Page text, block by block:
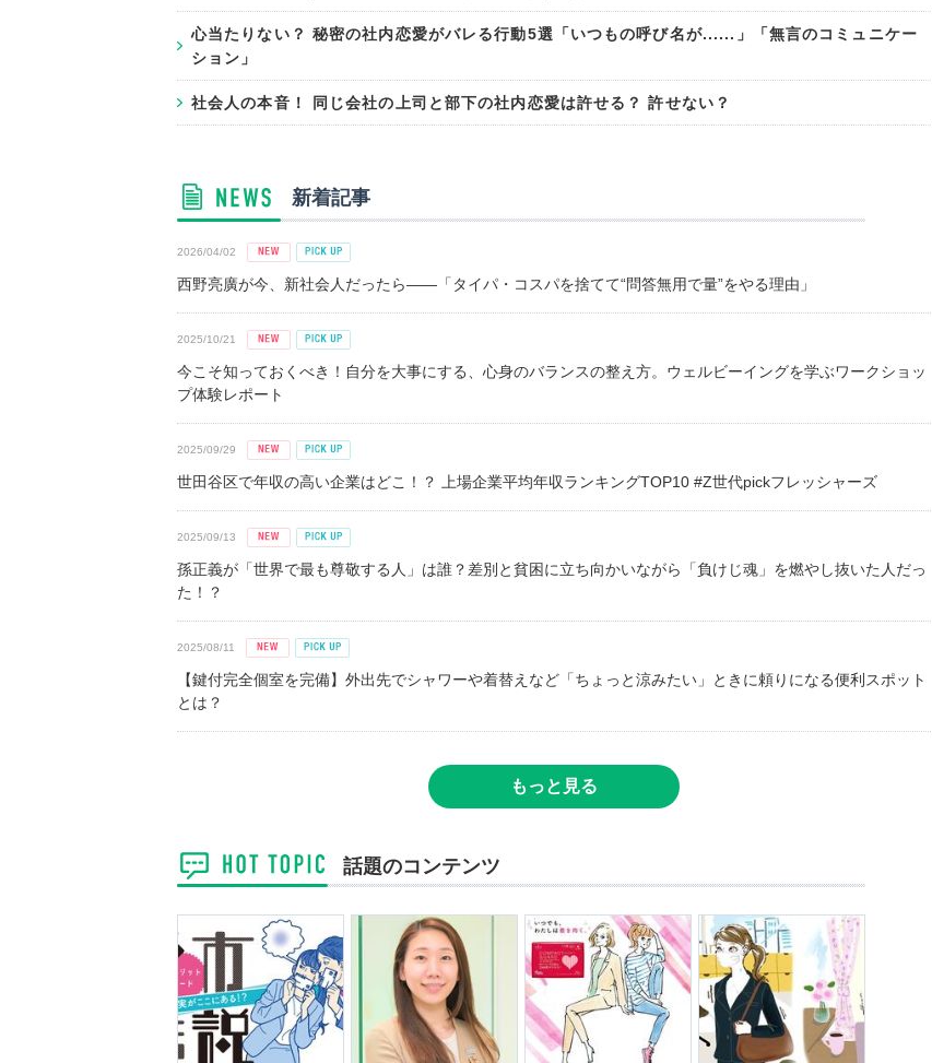
心当たりない？ 秘密の社内恋愛がバレる行動5選「いつもの呼び名が......」「無言のコミュニケー
ション」
社会人の本音！ 同じ会社の上司と部下の社内恋愛は許せる？ 許せない？
新着記事
2026/04/02
西野亮廣が今、新社会人だったら――「タイパ・コスパを捨てて“問答無用で量”をやる理由」
2025/10/21
今こそ知っておくべき！自分を大事にする、心身のバランスの整え方。ウェルビーイングを学ぶワークショッ
プ体験レポート
2025/09/29
世田谷区で年収の高い企業はどこ！？ 上場企業平均年収ランキングTOP10 #Z世代pickフレッシャーズ
2025/09/13
孫正義が「世界で最も尊敬する人」は誰？差別と貧困に立ち向かいながら「負けじ魂」を燃やし抜いた人だっ
た！？
2025/08/11
【鍵付完全個室を完備】外出先でシャワーや着替えなど「ちょっと涼みたい」ときに頼りになる便利スポット
とは？
もっと見る
話題のコンテンツ